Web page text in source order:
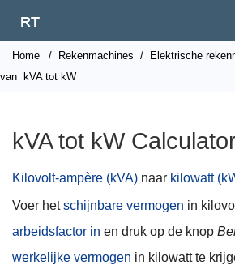
RT
Home / Rekenmachines / Elektrische
van
kVA tot kW
kVA tot kW
Kilovolt-ampère (kVA) naar kilowatt
Voer hetschijnbare vermogen in
arbeidsfactor in en druk op de knop
werkelijke vermogen in kilowatt te